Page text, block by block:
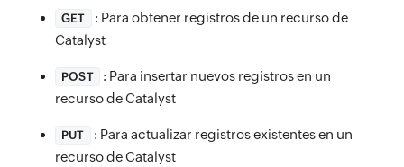
GET
: Para obtener registros de un recurso de
Catalyst
POST
: Para insertar nuevos registros en un
recurso de Catalyst
PUT
: Para actualizar registros existentes en un
recurso de Catalyst